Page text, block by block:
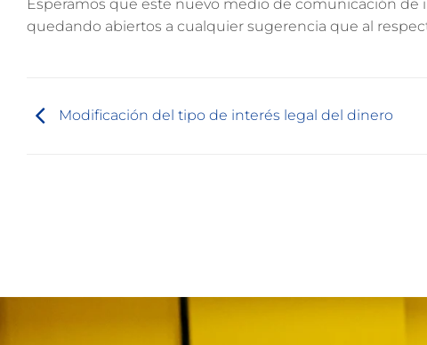
Esperamos que este nuevo medio de comunicación de
quedando abiertos a cualquier sugerencia que al
Modificación del tipo de interés legal del dinero